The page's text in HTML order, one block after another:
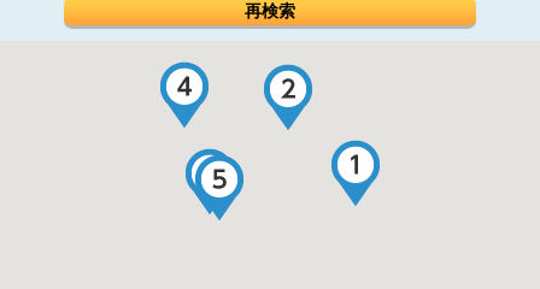
再検索